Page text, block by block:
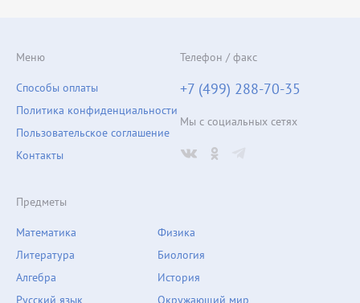
Предметы
Математика
Литература
Алгебра
Русский язык
Физика
Биология
История
Окружающий мир
Меню
Способы оплаты
Политика конфиденциальности
Пользовательское соглашение
Контакты
Телефон / факс
+7 (499) 288-70-35
Мы с социальных сетях